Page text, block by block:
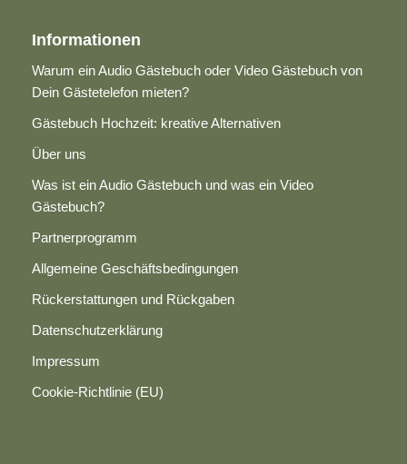
Informationen
Warum ein Audio Gästebuch oder Video Gästebuch von
Dein Gästetelefon mieten?
Gästebuch Hochzeit: kreative Alternativen
Über uns
Was ist ein Audio Gästebuch und was ein Video
Gästebuch?
Partnerprogramm
Allgemeine Geschäftsbedingungen
Rückerstattungen und Rückgaben
Datenschutzerklärung
Impressum
Cookie-Richtlinie (EU)